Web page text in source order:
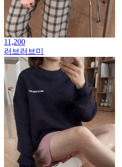
11,200
러브러브미